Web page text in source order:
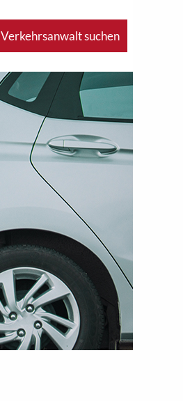
Verkehrsanwalt suchen